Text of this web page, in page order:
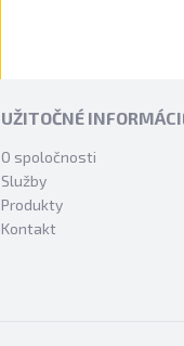
UŽITOČNÉ
O spoločnosti
Služby
Produkty
Kontakt